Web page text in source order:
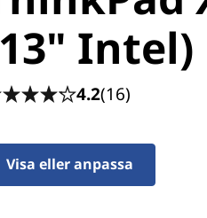
Intel)
Intel)
4.2(16)
Visa eller anpassa